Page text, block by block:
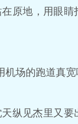
原地，用眼睛
机场的跑道真宽
纵见杰里又要